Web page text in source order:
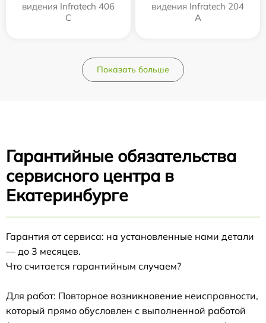
видения Infratech 406
С
видения Infratech 204
А
Показать больше
Гарантийные обязательства
сервисного центра в
Екатеринбурге
Гарантия от сервиса: на установленные нами детали
— до 3 месяцев.
Что считается гарантийным случаем?
Для работ: Повторное возникновение неисправности,
который прямо обусловлен с выполненной работой